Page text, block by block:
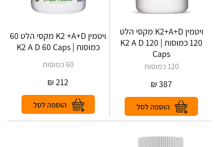
ויטמין K2+A+D מקסי הלט
120 כמוסות | K2 A D 120
Caps
120 כמוסות
387
₪
ויטמין K2 +A+D מקסי הלט 60
כמוסות | K2 A D 60 Caps
60 כמוסות
212
₪